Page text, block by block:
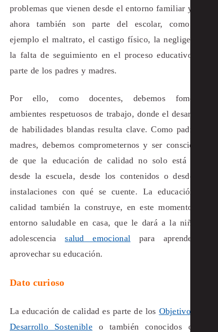
problemas que vienen desde el entorno familiar y que
ahora también son parte del escolar, como por
ejemplo el maltrato, el castigo físico, la negligencia,
la falta de seguimiento en el proceso educativo por
parte de los padres y madres.
Por ello, como docentes, debemos fomentar
ambientes respetuosos de trabajo, donde el desarrollo
de habilidades blandas resulta clave. Como padres y
madres, debemos comprometernos y ser conscientes
de que la educación de calidad no solo está dada
desde la escuela, desde los contenidos o desde las
instalaciones con qué se cuente. La educación de
calidad también la construye, en este momento, un
entorno saludable en casa, que le dará a la niñez y
adolescenciasalud emocional para aprender y
aprovechar su educación.
Dato curioso
La educación de calidad es parte de los Objetivos del
Desarrollo Sostenibleo también conocidos como